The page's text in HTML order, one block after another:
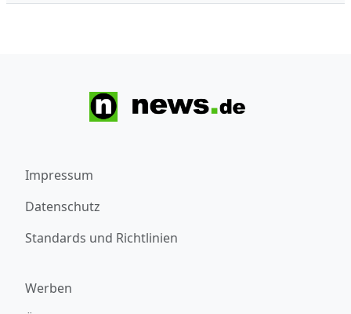
Impressum
Datenschutz
Standards und Richtlinien
Werben